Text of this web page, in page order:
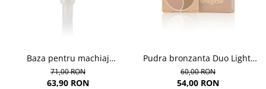
Baza pentru machiaj
Matifianta - 30ml
71,00 RON
63,90 RON
Pudra bronzanta Duo Light,
Selfglow, nuanta Light - 6,5g
60,00 RON
54,00 RON